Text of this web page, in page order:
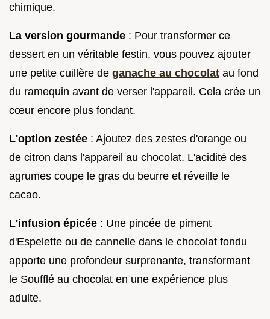
chimique.
La version gourmande : Pour transformer ce
dessert en un véritable festin, vous pouvez ajouter
une petite cuillère de ganache au chocolat au fond
du ramequin avant de verser l'appareil. Cela crée un
cœur encore plus fondant.
L'option zestée : Ajoutez des zestes d'orange ou
de citron dans l'appareil au chocolat. L'acidité des
agrumes coupe le gras du beurre et réveille le
cacao.
L'infusion épicée : Une pincée de piment
d'Espelette ou de cannelle dans le chocolat fondu
apporte une profondeur surprenante, transformant
le Soufflé au chocolat en une expérience plus
adulte.